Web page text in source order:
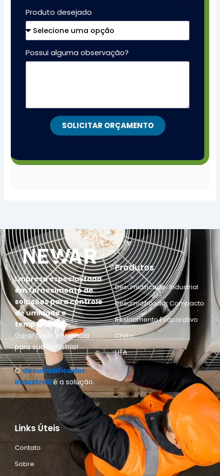
Produto desejado
Possui alguma observação?
SOLICITAR ORÇAMENTO
Empresa especializada
em fornecimento de
soluções para controle
de umidade e
temperatura.
Garantindo eficiência
para sua indústria!
Odesumidificador
industrialé a solução.
Produtos
Desumidificador Industrial
Desumidificador Compacto
Resfriamento Evaporativo
Chiller
UTA
Links Úteis
Contato
Sobre